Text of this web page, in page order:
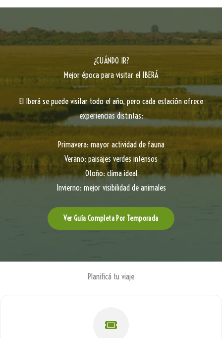
¿CUÁNDO IR?
Mejor época para visitar el IBERÁ
El Iberá se puede visitar todo el año, pero cada estación ofrece
experiencias distintas:
Primavera: mayor actividad de fauna
Verano: paisajes verdes intensos
Otoño: clima ideal
Invierno: mejor visibilidad de animales
Ver Guía Completa Por Temporada
Planificá tu viaje